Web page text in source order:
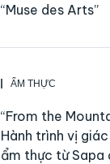
“Muse des Arts”
ẨM THỰC
“From the
Hành trình vị
ẩm thực từ Sapa